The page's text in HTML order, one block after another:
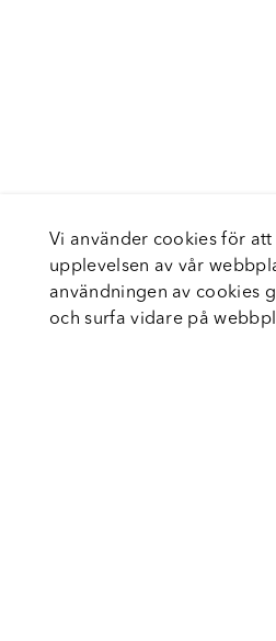
Vi använder cookies för
upplevelsen av vår
användningen av cookies
och surfa vidare på